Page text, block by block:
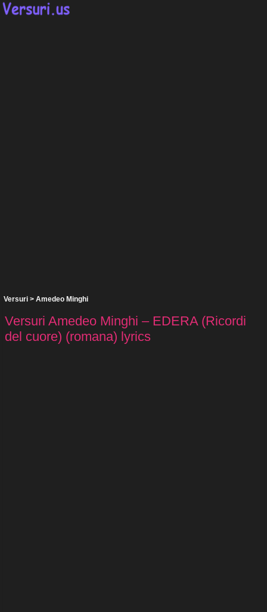
Versuri > Amedeo Minghi
Versuri Amedeo Minghi – EDERA (Ricordi
del cuore) (romana) lyrics